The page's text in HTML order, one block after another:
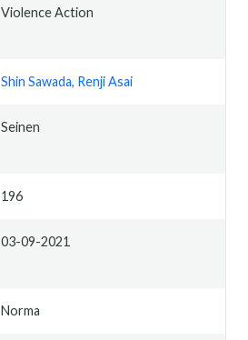
Violence Action
Shin Sawada, Renji Asai
Seinen
196
03-09-2021
Norma